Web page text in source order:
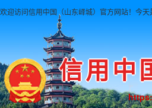
欢迎访问信用中国（山东峄城）官方网站！ 今天
信用中